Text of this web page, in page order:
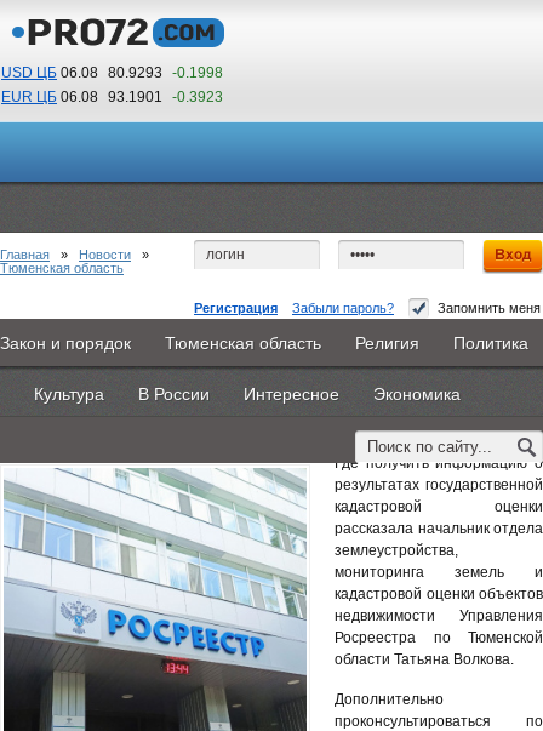
USD ЦБ 06.08 80.9293 -0.1998
EUR ЦБ 06.08 93.1901 -0.3923
03 43
По Гринвичу (GMT +5)
Регистрация Забыли пароль? Запомнить меня
Главная Новости Объявления КНИГИ ВестиNet
Каталоги 9PS Прочее
Закон и порядок Тюменская область Религия Политика
Культура В России Интересное Экономика
Главная » Новости »
Тюменская область
Тюменцам разъяснили, где получить
информацию о ГКО
Где получить информацию о
результатах государственной
кадастровой оценки
рассказала начальник отдела
землеустройства,
мониторинга земель и
кадастровой оценки объектов
недвижимости Управления
Росреестра по Тюменской
области Татьяна Волкова.
Дополнительно
проконсультироваться по